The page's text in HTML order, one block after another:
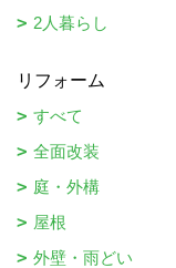
2人暮らし
リフォーム
すべて
全面改装
庭・外構
屋根
外壁・雨どい